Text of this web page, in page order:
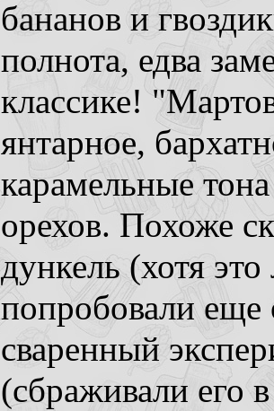
бананов и
полнота, едва
классике!
янтарное,
карамельные
орехов. Похоже
дункель (хотя
попробовали еще
сваренный
(сбраживали его